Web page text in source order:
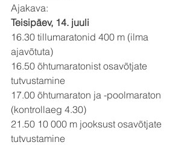
Ajakava:
Teisipäev, 14. juuli
16.30 tillumaratonid 400 m (ilma
ajavõtuta)
16.50 õhtumaratonist osavõtjate
tutvustamine
17.00 õhtumaraton ja -poolmaraton
(kontrollaeg 4.30)
21.50 10 000 m jooksust osavõtjate
tutvustamine